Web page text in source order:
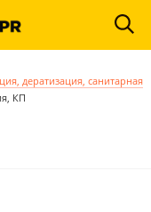
дератизация, санитарная
КП